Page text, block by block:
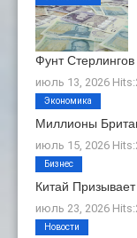
Фунт
июль 13, 2026
Миллионы
июль 15, 2026
Экономика
Китай
июль 23, 2026
Бизнес
Новости